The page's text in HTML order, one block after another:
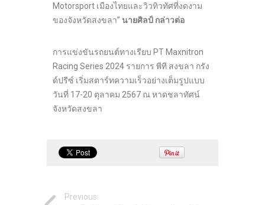
Motorsport เมืองไทยและวิวทิวทัศที่งดงาม
ของจังหวัดสงขลา” นายศิลป์ กล่าวต่อ
การแข่งขันรถยนต์ทางเรียบ PT Maxnitron
Racing Series 2024 รายการ พีที สงขลา กรัง
ด์ปรีซ์ เริ่มสตาร์ทความเร็วอย่างเต็มรูปแบบ
วันที่ 17-20 ตุลาคม 2567 ณ หาดชลาทัศน์
จังหวัดสงขลา
Previous: